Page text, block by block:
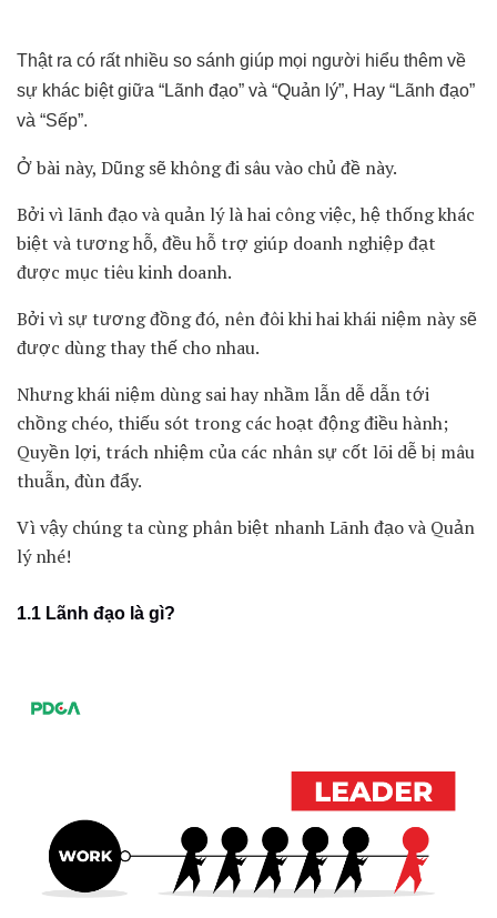
Thật ra có rất nhiều so sánh giúp mọi người hiểu thêm về
sự khác biệt giữa “Lãnh đạo” và “Quản lý”, Hay “Lãnh đạo”
và “Sếp”.
Ở bài này, Dũng sẽ không đi sâu vào chủ đề này.
Bởi vì lãnh đạo và quản lý là hai công việc, hệ thống khác
biệt và tương hỗ, đều hỗ trợ giúp doanh nghiệp đạt
được mục tiêu kinh doanh.
Bởi vì sự tương đồng đó, nên đôi khi hai khái niệm này sẽ
được dùng thay thế cho nhau.
Nhưng khái niệm dùng sai hay nhầm lẫn dễ dẫn tới
chồng chéo, thiếu sót trong các hoạt động điều hành;
Quyền lợi, trách nhiệm của các nhân sự cốt lõi dễ bị mâu
thuẫn, đùn đẩy.
Vì vậy chúng ta cùng phân biệt nhanh Lãnh đạo và Quản
lý nhé!
1.1 Lãnh đạo là gì?